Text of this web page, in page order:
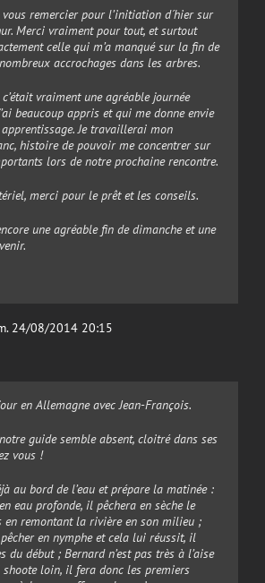
vous remercier pour l’initiation d´hier sur
Merci vraiment pour tout, et surtout
celle qui m’a manqué sur la fin de
accrochages dans les arbres.
vraiment une agréable journée
beaucoup appris et qui me donne envie
Je travaillerai mon
histoire de pouvoir me concentrer sur
lors de notre prochaine rencontre.
merci pour le prêt et les conseils.
une agréable fin de dimanche et une
24/08/2014 20:15
en Allemagne avec Jean-François.
guide semble absent, cloitré dans ses
vous !
au bord de l’eau et prépare la matinée :
eau profonde, il pêchera en sèche le
en remontant la rivière en son milieu ;
en nymphe et cela lui réussit, il
du début ; Bernard n’est pas très à l’aise
shoote loin, il fera donc les premiers